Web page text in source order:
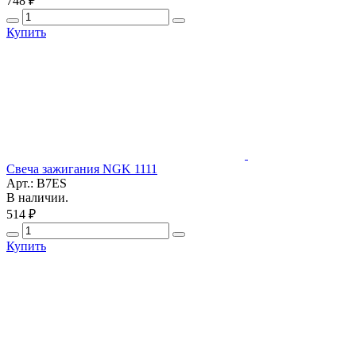
Купить
Свеча зажигания NGK 1111
Арт.: B7ES
В наличии.
514 ₽
Купить